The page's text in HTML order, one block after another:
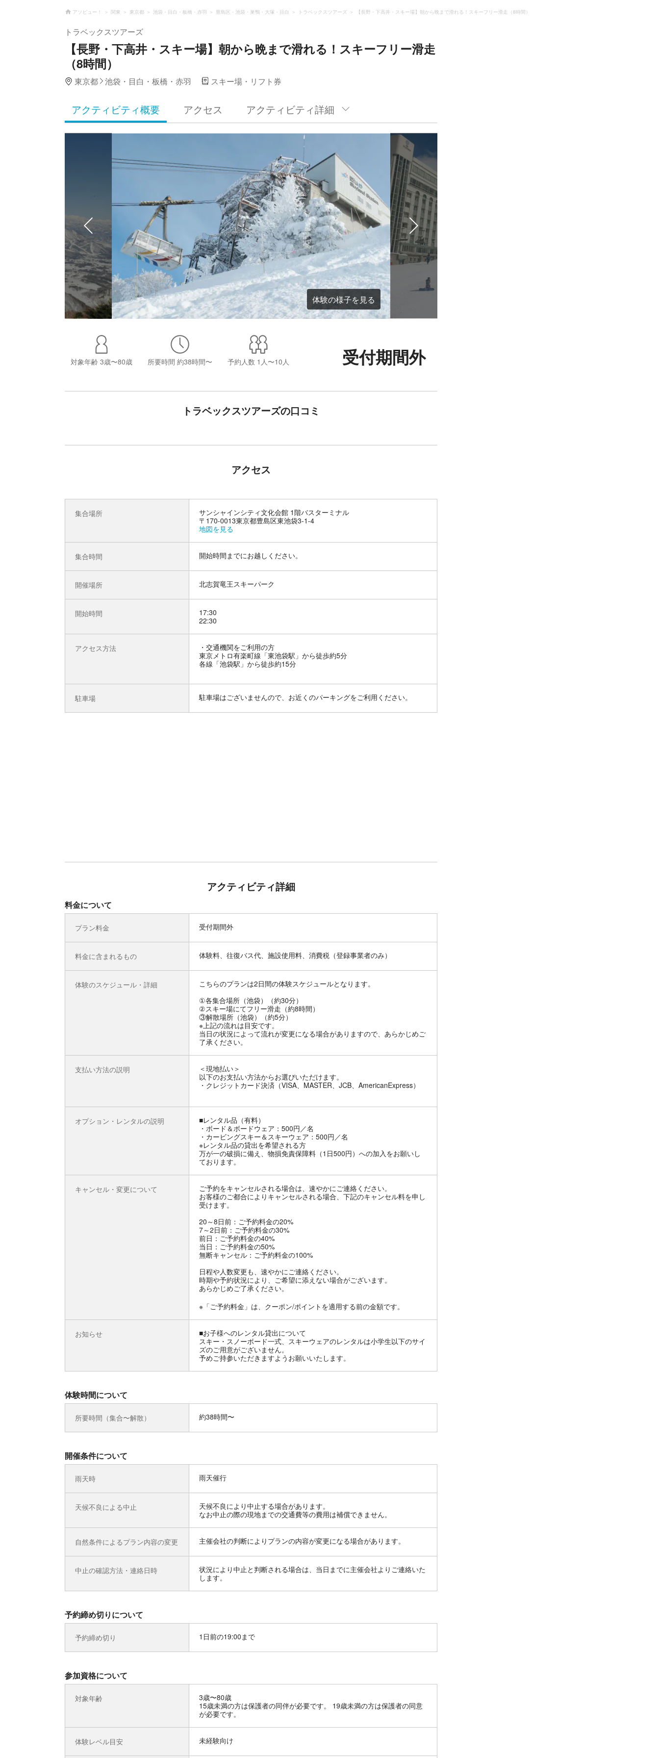
アソビュー！ 関東 東京都 池袋・目白・板橋・赤羽 豊島区・池袋・巣鴨・大塚・目白 トラベックスツアーズ 【長野・下高井・スキー場】朝から晩まで滑れる！スキーフリー滑走（8時間）
トラベックスツアーズ
【長野・下高井・スキー場】朝から晩まで滑れる！スキーフリー滑走
（8時間）
東京都 池袋・目白・板橋・赤羽 スキー場・リフト券
アクティビティ概要 アクセス アクティビティ詳細
体験の様子を見る
対象年齢 3歳〜80歳 所要時間 約38時間〜 予約人数 1人〜10人 受付期間外
トラベックスツアーズの口コミ
アクセス
集合場所
サンシャインシティ文化会館 1階バスターミナル
〒170-0013東京都豊島区東池袋3-1-4
地図を見る
集合時間 開始時間までにお越しください。
開催場所 北志賀竜王スキーパーク
開始時間
17:30
22:30
アクセス方法
交通機関をご利用の方
東京メトロ有楽町線「東池袋駅」から徒歩約5分
各線「池袋駅」から徒歩約15分
駐車場 駐車場はございませんので、お近くのパーキングをご利用ください。
アクティビティ詳細
料金について
プラン料金 受付期間外
料金に含まれるもの 体験料、往復バス代、施設使用料、消費税（登録事業者のみ）
体験のスケジュール・詳細
こちらのプランは2日間の体験スケジュールとなります。
①各集合場所（池袋）（約30分）
②スキー場にてフリー滑走（約8時間）
③解散場所（池袋）（約5分）
※上記の流れは目安です。
当日の状況によって流れが変更になる場合がありますので、あらかじめご
了承ください。
支払い方法の説明
＜現地払い＞
以下のお支払い方法からお選びいただけます。
・クレジットカード決済（VISA、MASTER、JCB、AmericanExpress）
オプション・レンタルの説明
■レンタル品（有料）
・ボード＆ボードウェア：500円／名
・カービングスキー＆スキーウェア：500円／名
※レンタル品の貸出を希望される方
万が一の破損に備え、物損免責保障料（1日500円）への加入をお願いし
ております。
キャンセル・変更について
ご予約をキャンセルされる場合は、速やかにご連絡ください。
お客様のご都合によりキャンセルされる場合、下記のキャンセル料を申し
受けます。
20～8日前：ご予約料金の20%
7～2日前：ご予約料金の30%
前日：ご予約料金の40%
当日：ご予約料金の50%
無断キャンセル：ご予約料金の100%
日程や人数変更も、速やかにご連絡ください。
時期や予約状況により、ご希望に添えない場合がございます。
あらかじめご了承ください。
※「ご予約料金」は、クーポン/ポイントを適用する前の金額です。
お知らせ
■お子様へのレンタル貸出について
スキー・スノーボード一式、スキーウェアのレンタルは小学生以下のサイ
ズのご用意がございません。
予めご持参いただきますようお願いいたします。
体験時間について
所要時間（集合〜解散） 約38時間〜
開催条件について
雨天時 雨天催行
天候不良による中止
天候不良により中止する場合があります。
なお中止の際の現地までの交通費等の費用は補償できません。
自然条件によるプラン内容の変更 主催会社の判断によりプランの内容が変更になる場合があります。
中止の確認方法・連絡日時
状況により中止と判断される場合は、当日までに主催会社よりご連絡いた
します。
予約締め切りについて
予約締め切り 1日前の19:00まで
参加資格について
対象年齢
3歳〜80歳
15歳未満の方は保護者の同伴が必要です。 19歳未満の方は保護者の同意
が必要です。
体験レベル目安 未経験向け